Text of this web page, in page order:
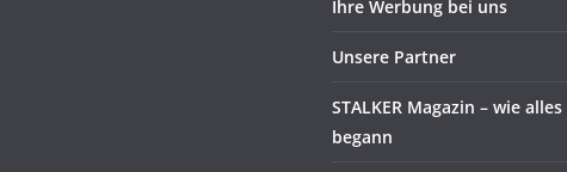
Ihre Werbung bei uns
Unsere Partner
STALKER Magazin – wie alles
begann